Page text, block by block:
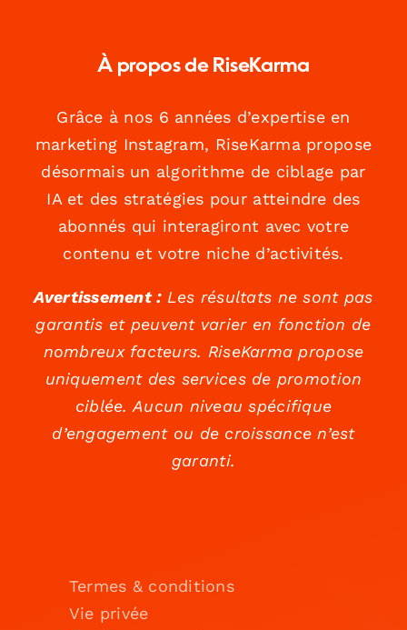
À propos de RiseKarma
Grâce à nos 6 années d’expertise en
marketing Instagram, RiseKarma propose
désormais un algorithme de ciblage par
IA et des stratégies pour atteindre des
abonnés qui interagiront avec votre
contenu et votre niche d’activités.
Avertissement :Les résultats ne sont pas
garantis et peuvent varier en fonction de
nombreux facteurs. RiseKarma propose
uniquement des services de promotion
ciblée. Aucun niveau spécifique
d’engagement ou de croissance n’est
garanti.
Termes & conditions
Vie privée